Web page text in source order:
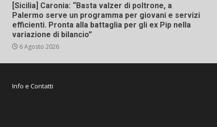
[Sicilia] Caronia: “Basta valzer di poltrone, a
Palermo serve un programma per giovani e servizi
efficienti. Pronta alla battaglia per gli ex Pip nella
variazione di bilancio”
6 Agosto 2026
Info e Contatti